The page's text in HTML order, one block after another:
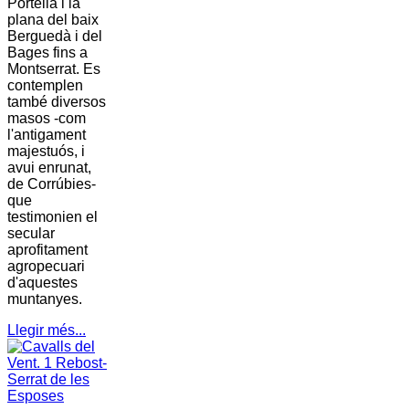
Portella i la
plana del baix
Berguedà i del
Bages fins a
Montserrat. Es
contemplen
també diversos
masos -com
l'antigament
majestuós, i
avui enrunat,
de Corrúbies-
que
testimonien el
secular
aprofitament
agropecuari
d'aquestes
muntanyes.
Llegir més...